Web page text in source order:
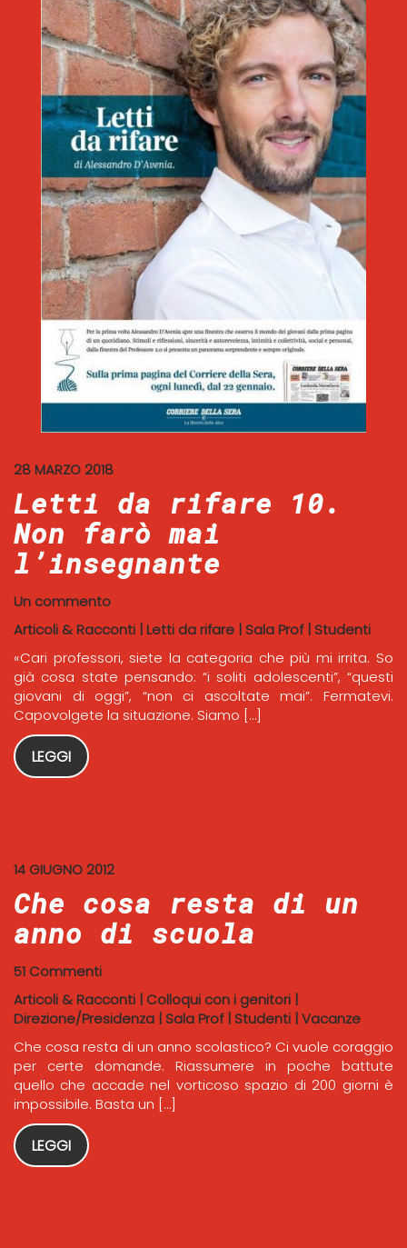
28 MARZO 2018
Letti da rifare 10.
Non farò mai
l’insegnante
Un commento
Articoli & Racconti | Letti da rifare | Sala Prof| Studenti
«Cari professori, siete la categoria che più mi irrita. So
già cosa state pensando: “i soliti adolescenti”, “questi
giovani di oggi”, “non ci ascoltate mai”. Fermatevi.
Capovolgete la situazione. Siamo […]
LEGGI
14 GIUGNO 2012
Che cosa resta di un
anno di scuola
51 Commenti
Articoli & Racconti | Colloqui con i genitori |
Direzione/Presidenza | Sala Prof| Studenti |Vacanze
Che cosa resta di un anno scolastico? Ci vuole coraggio
per certe domande. Riassumere in poche battute
quello che accade nel vorticoso spazio di 200 giorni è
impossibile. Basta un […]
LEGGI